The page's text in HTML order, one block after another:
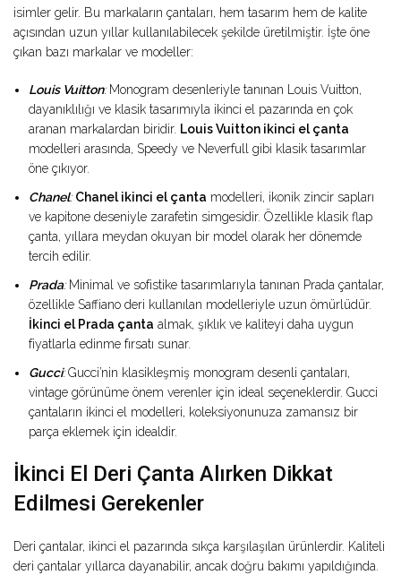
isimler gelir. Bu markaların çantaları, hem tasarım hem de kalite
açısından uzun yıllar kullanılabilecek şekilde üretilmiştir. İşte öne
çıkan bazı markalar ve modeller:
Louis Vuitton:Monogram desenleriyle tanınan Louis Vuitton,
dayanıklılığı ve klasik tasarımıyla ikinci el pazarında en çok
aranan markalardan biridir. Louis Vuitton ikinci el çanta
modelleri arasında, Speedy ve Neverfull gibi klasik tasarımlar
öne çıkıyor.
Chanel:Chanel ikinci el çanta modelleri, ikonik zincir sapları
ve kapitone deseniyle zarafetin simgesidir. Özellikle klasik flap
çanta, yıllara meydan okuyan bir model olarak her dönemde
tercih edilir.
Prada:Minimal ve sofistike tasarımlarıyla tanınan Prada çantalar,
özellikle Saffiano deri kullanılan modelleriyle uzun ömürlüdür.
İkinci el Prada çanta almak, şıklık ve kaliteyi daha uygun
fiyatlarla edinme fırsatı sunar.
Gucci:Gucci’nin klasikleşmiş monogram desenli çantaları,
vintage görünüme önem verenler için ideal seçeneklerdir. Gucci
çantaların ikinci el modelleri, koleksiyonunuza zamansız bir
parça eklemek için idealdir.
İkinci El Deri Çanta Alırken Dikkat
Edilmesi Gerekenler
Deri çantalar, ikinci el pazarında sıkça karşılaşılan ürünlerdir. Kaliteli
deri çantalar yıllarca dayanabilir, ancak doğru bakımı yapıldığında.